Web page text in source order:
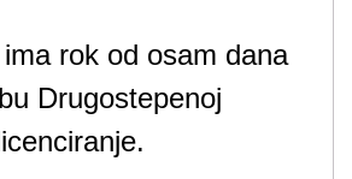
rok od osam dana
Drugostepenoj